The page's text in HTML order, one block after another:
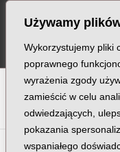
Używamy
Wykorzystujemy pliki
poprawnego
wyrażenia zgody
zamieścić w celu
odwiedzających,
pokazania
wspaniałego
content
B C D E F
O P Q R
Sa Sc Se Si
navigation